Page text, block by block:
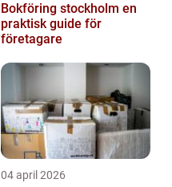
Bokföring stockholm en
praktisk guide för
företagare
04 april 2026